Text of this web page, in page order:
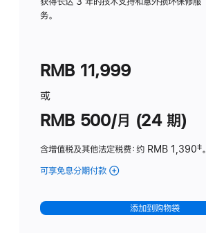
务。
RMB 11,999
或
RMB 500/月 (24 期)
含增值税及其他法定税费：约 RMB 1,390脚
‡。
可享免息分期付款 (Studio
-
标
添加到购物袋